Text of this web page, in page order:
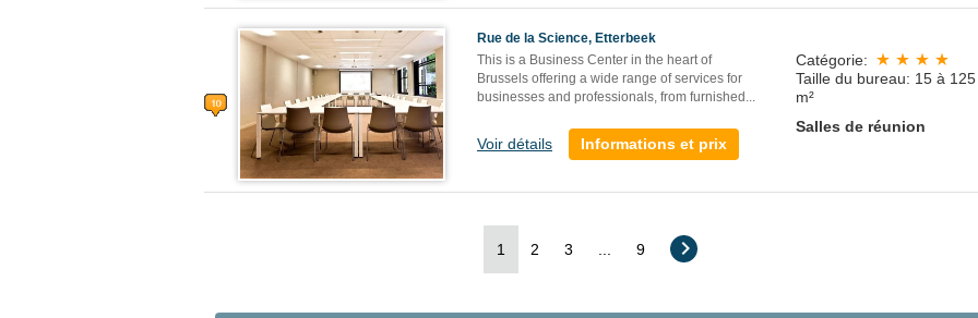
Rue de la Science, Etterbeek
This is a Business Center in the heart of
Brussels offering a wide range of services for
businesses and professionals, from furnished...
Voir détails Informations et prix
Catégorie:
Taille du bureau: 15 à 125
m²
Salles de réunion
1 2 3 9